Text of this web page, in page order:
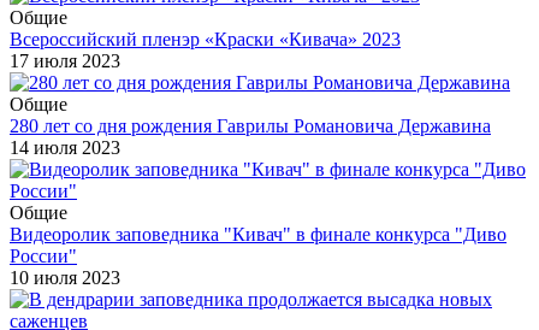
Общие
Всероссийский пленэр «Краски «Кивача» 2023
17 июля 2023
Общие
280 лет со дня рождения Гаврилы Романовича Державина
14 июля 2023
Общие
Видеоролик заповедника "Кивач" в финале конкурса "Диво
России"
10 июля 2023